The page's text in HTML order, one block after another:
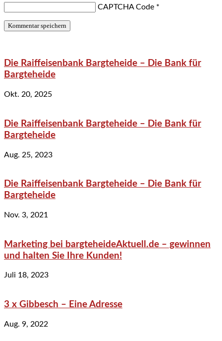
CAPTCHA Code *
Die Raiffeisenbank Bargteheide – Die Bank für
Bargteheide
Okt. 20, 2025
Die Raiffeisenbank Bargteheide – Die Bank für
Bargteheide
Aug. 25, 2023
Die Raiffeisenbank Bargteheide – Die Bank für
Bargteheide
Nov. 3, 2021
Marketing bei bargteheideAktuell.de – gewinnen
und halten Sie Ihre Kunden!
Juli 18, 2023
3 x Gibbesch – Eine Adresse
Aug. 9, 2022